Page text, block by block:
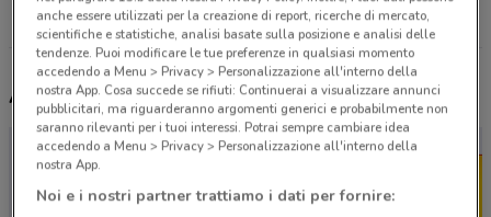
Tutti i negozi Dpiu
Altri volantini nelle vicinanze
anche essere utilizzati per la creazione di report, ricerche di mercato,
scientifiche e statistiche, analisi basate sulla posizione e analisi delle
tendenze. Puoi modificare le tue preferenze in qualsiasi momento
accedendo a Menu > Privacy > Personalizzazione all'interno della
nostra App. Cosa succede se rifiuti: Continuerai a visualizzare annunci
pubblicitari, ma riguarderanno argomenti generici e probabilmente non
saranno rilevanti per i tuoi interessi. Potrai sempre cambiare idea
accedendo a Menu > Privacy > Personalizzazione all'interno della
nostra App.
Noi e i nostri partner trattiamo i dati per fornire: